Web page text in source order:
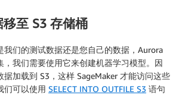
至 S3 存储桶
我们的测试数据还是您自己的数据，Aurora
，我们需要使用它来创建机器学习模型。因
据加载到 S3，这样 SageMaker 才能访问这些
们可以使用 SELECT INTO OUTFILE S3 语句